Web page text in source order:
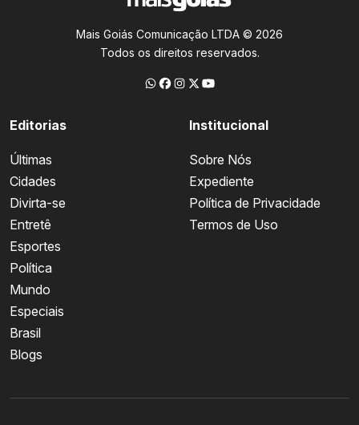
Mais Goiás Comunicação LTDA © 2026
Todos os direitos reservados.
Editorias
Últimas
Cidades
Divirta-se
Entretê
Esportes
Política
Mundo
Especiais
Brasil
Blogs
Institucional
Sobre Nós
Expediente
Política de Privacidade
Termos de Uso